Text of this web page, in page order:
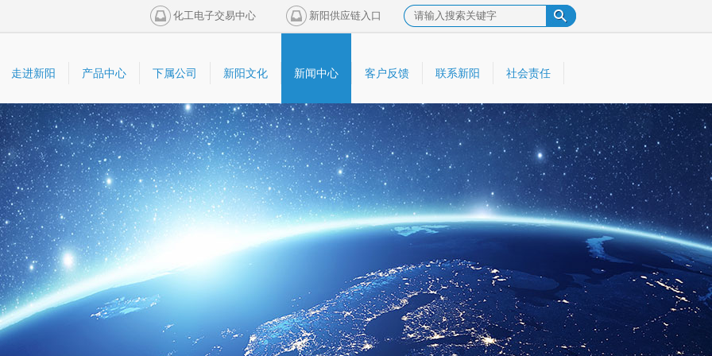
化工电子交易中心 新阳供应链入口
走进新阳 产品中心 下属公司 新阳文化 新闻中心 客户反馈 联系新阳 社会责任